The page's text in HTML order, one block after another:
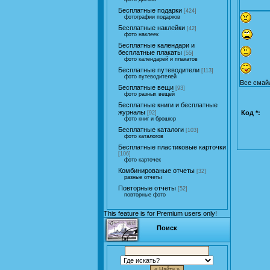
Бесплатные подарки [424]
фотографии подарков
Бесплатные наклейки [42]
фото наклеек
Бесплатные календари и
бесплатные плакаты [55]
фото календарей и плакатов
Бесплатные путеводители [113]
фото путеводителей
Бесплатные вещи [93]
фото разных вещей
Бесплатные книги и бесплатные
журналы [92]
фото книг и брошюр
Бесплатные каталоги [103]
фото каталогов
Бесплатные пластиковые карточки
[106]
фото карточек
Комбинированые отчеты [32]
разные отчеты
Повторные отчеты [52]
повторные фото
This feature is for Premium users only!
Поиск
Все
Код *: